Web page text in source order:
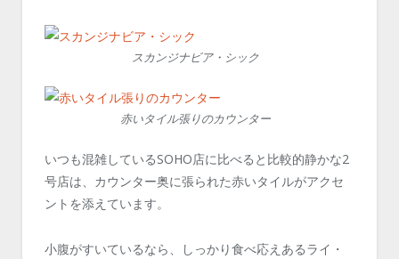
スカンジナビア・シック
赤いタイル張りのカウンター
いつも混雑しているSOHO店に比べると比較的静かな2
号店は、カウンター奥に張られた赤いタイルがアクセ
ントを添えています。
小腹がすいているなら、しっかり食べ応えあるライ・